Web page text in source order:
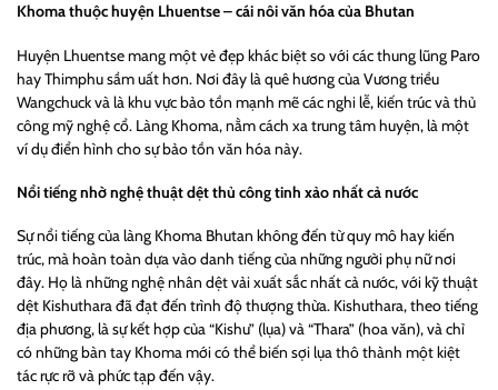
Khoma thuộc huyện Lhuentse – cái nôi văn hóa của Bhutan
Huyện Lhuentse mang một vẻ đẹp khác biệt so với các thung lũng Paro
hay Thimphu sầm uất hơn. Nơi đây là quê hương của Vương triều
Wangchuck và là khu vực bảo tồn mạnh mẽ các nghi lễ, kiến trúc và thủ
công mỹ nghệ cổ. Làng Khoma, nằm cách xa trung tâm huyện, là một
ví dụ điển hình cho sự bảo tồn văn hóa này.
Nổi tiếng nhờ nghệ thuật dệt thủ công tinh xảo nhất cả nước
Sự nổi tiếng của làng Khoma Bhutan không đến từ quy mô hay kiến
trúc, mà hoàn toàn dựa vào danh tiếng của những người phụ nữ nơi
đây. Họ là những nghệ nhân dệt vải xuất sắc nhất cả nước, với kỹ thuật
dệt Kishuthara đã đạt đến trình độ thượng thừa. Kishuthara, theo tiếng
địa phương, là sự kết hợp của “Kishu” (lụa) và “Thara” (hoa văn), và chỉ
có những bàn tay Khoma mới có thể biến sợi lụa thô thành một kiệt
tác rực rỡ và phức tạp đến vậy.